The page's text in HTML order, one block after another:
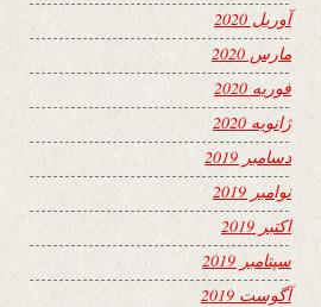
آوریل 2020
مارس 2020
فوریه 2020
ژانویه 2020
دسامبر 2019
نوامبر 2019
اکتبر 2019
سپتامبر 2019
آگوست 2019